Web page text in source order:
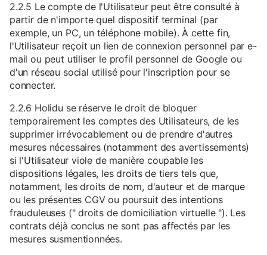
2.2.5 Le compte de l'Utilisateur peut être consulté à
partir de n'importe quel dispositif terminal (par
exemple, un PC, un téléphone mobile). À cette fin,
l'Utilisateur reçoit un lien de connexion personnel par e-
mail ou peut utiliser le profil personnel de Google ou
d'un réseau social utilisé pour l'inscription pour se
connecter.
2.2.6 Holidu se réserve le droit de bloquer
temporairement les comptes des Utilisateurs, de les
supprimer irrévocablement ou de prendre d'autres
mesures nécessaires (notamment des avertissements)
si l'Utilisateur viole de manière coupable les
dispositions légales, les droits de tiers tels que,
notamment, les droits de nom, d'auteur et de marque
ou les présentes CGV ou poursuit des intentions
frauduleuses (" droits de domiciliation virtuelle "). Les
contrats déjà conclus ne sont pas affectés par les
mesures susmentionnées.